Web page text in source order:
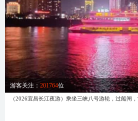
游客关注： 201764位
（2026宜昌长江夜游）乘坐三峡八号游轮，过船闸